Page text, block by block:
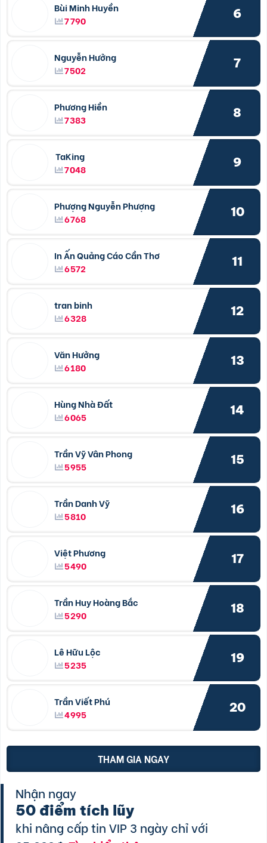
Bùi Minh Huyền
7790
6
Nguyễn Hưởng
7502
7
Phương Hiền
7383
8
TaKing
7048
9
Phượng Nguyễn Phượng
6768
10
In Ấn Quảng Cáo Cần Thơ
6572
11
tran binh
6328
12
Văn Hưởng
6180
13
Hùng Nhà Đất
6065
14
Trần Vỹ Vân Phong
5955
15
Trần Danh Vỹ
5810
16
Việt Phương
5490
17
Trần Huy Hoàng Bắc
5290
18
Lê Hữu Lộc
5235
19
Trần Viết Phú
4995
20
THAM GIA NGAY
Nhận ngay
50 điểm tích lũy
khi nâng cấp tin VIP 3 ngày chỉ với